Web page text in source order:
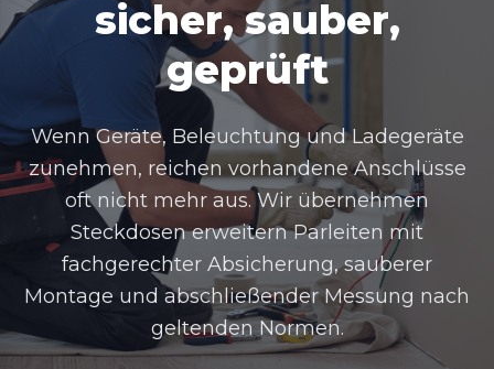
sicher, sauber,
geprüft
Wenn Geräte, Beleuchtung und Ladegeräte
zunehmen, reichen vorhandene Anschlüsse
oft nicht mehr aus. Wir übernehmen
Steckdosen erweitern Parleiten mit
fachgerechter Absicherung, sauberer
Montage und abschließender Messung nach
geltenden Normen.